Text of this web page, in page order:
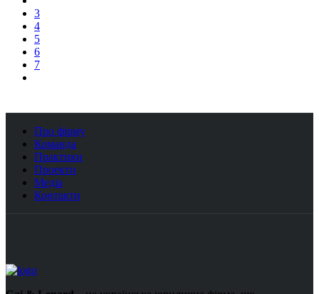
3
4
5
6
7
Про фірму
Команда
Практики
Проекти
Медіа
Контакти